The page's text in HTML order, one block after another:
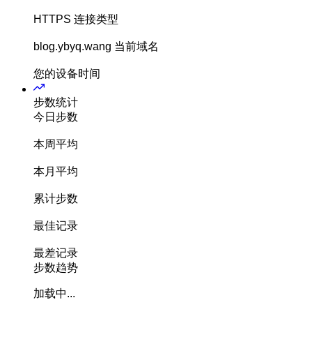
HTTPS 连接类型
blog.ybyq.wang 当前域名
您的设备时间
步数统计
今日步数
本周平均
本月平均
累计步数
最佳记录
最差记录
步数趋势
加载中...